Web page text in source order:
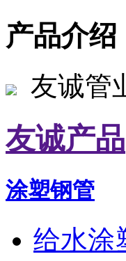
产品介绍
友诚管
友诚产品
涂塑钢管
给水涂